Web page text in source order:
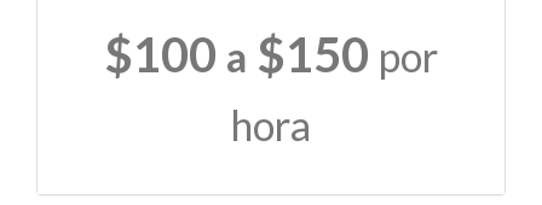
$100 a $150 por
hora